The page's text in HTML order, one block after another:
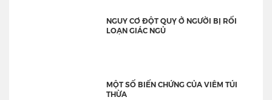
NGUY CƠ ĐỘT QUỴ Ở NGƯỜI BỊ RỐI
LOẠN GIÁC NGỦ
MỘT SỐ BIẾN CHỨNG CỦA VIÊM TÚI
THỪA